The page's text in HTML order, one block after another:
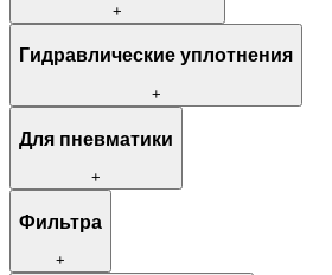
+
Гидравлические уплотнения
+
Для пневматики
+
Фильтра
+